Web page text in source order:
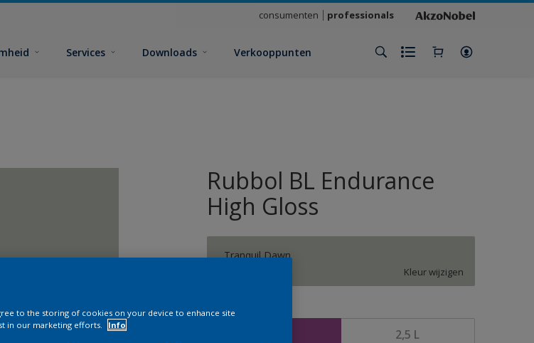
consumenten professionals
Services Downloads Verkooppunten
Rubbol BL Endurance
High Gloss
Tranquil Dawn
Kleur wijzigen
Grootte
2,5 L
to the storing of cookies on your device to enhance site
in our marketing efforts.
Info